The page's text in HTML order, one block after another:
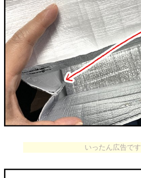
いったん広告です